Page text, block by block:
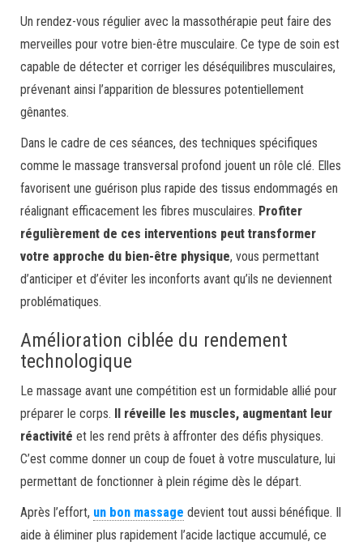
Un rendez-vous régulier avec la massothérapie peut faire des
merveilles pour votre bien-être musculaire. Ce type de soin est
capable de détecter et corriger les déséquilibres musculaires,
prévenant ainsi l’apparition de blessures potentiellement
gênantes.
Dans le cadre de ces séances, des techniques spécifiques
comme le massage transversal profond jouent un rôle clé. Elles
favorisent une guérison plus rapide des tissus endommagés en
réalignant efficacement les fibres musculaires. Profiter
régulièrement de ces interventions peut transformer
votre approche du bien-être physique, vous permettant
d’anticiper et d’éviter les inconforts avant qu’ils ne deviennent
problématiques.
Amélioration ciblée du rendement
technologique
Le massage avant une compétition est un formidable allié pour
préparer le corps. Il réveille les muscles, augmentant leur
réactivité et les rend prêts à affronter des défis physiques.
C’est comme donner un coup de fouet à votre musculature, lui
permettant de fonctionner à plein régime dès le départ.
Après l’effort, un bon massage devient tout aussi bénéfique. Il
aide à éliminer plus rapidement l’acide lactique accumulé, ce